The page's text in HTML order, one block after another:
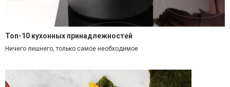
Топ-10 кухонных принадлежностей
Ничего лишнего, только самое необходимое